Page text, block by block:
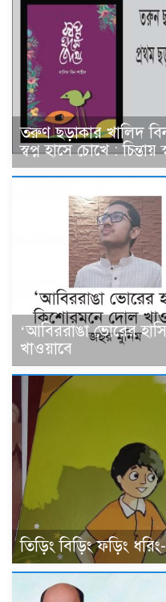
তরুণ ছড়াকার খালিদ
স্বপ্ন হাসে চোখে : চিন্তায়
‘আবিররাঙা ভোরের
খাওয়াবে
তিড়িং বিড়িং ফড়িং